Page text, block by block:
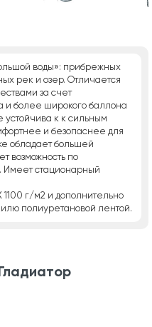
воды»: прибрежных
рек и озер. Отличается
за счет
и более широкого баллона
устойчива к к сильным
и безопаснее для
обладает большей
возможность по
Имеет стационарный
1100 г/м2 и дополнительно
полиуретановой лентой.